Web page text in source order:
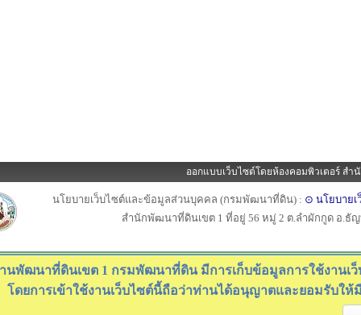
ออกแบบเว็บไซต์โดยห้องคอมพิวเตอร์ ส
นโยบายเว็บไซต์และข้อมูลส่วนบุคคล (กรมพัฒนาที่ดิน) : ⊙ นโยบายเ
สำนักพัฒนาที่ดินเขต 1 ที่อยู่ 56 หมู่ 2 ต.ลำผักกูด อ.ธั
นพัฒนาที่ดินเขต 1 กรมพัฒนาที่ดิน มีการเก็บข้อมูลการใช้งานเ
โดยการเข้าใช้งานเว็บไซต์นี้ถือว่าท่านได้อนุญาตและยอมรับ